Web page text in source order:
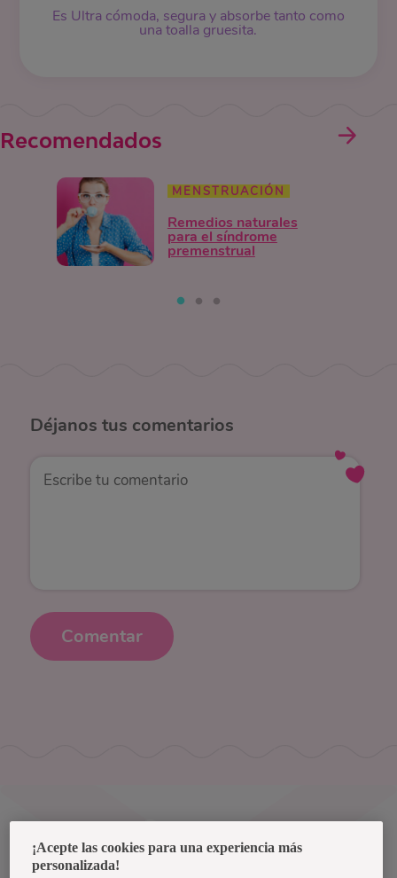
Es Ultra cómoda, segura y absorbe tanto como
una toalla gruesita.
Recomendados
MENSTRUACIÓN
Remedios naturales
para el síndrome
premenstrual
Déjanos tus comentarios
Comentar
¡Acepte las cookies para una experiencia más
personalizada!